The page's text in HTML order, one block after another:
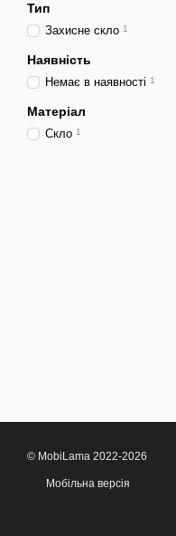
Тип
Захисне скло 1
Наявність
Немає в наявності 1
Матеріал
Скло 1
© MobiLama 2022-2026
Мобільна версія